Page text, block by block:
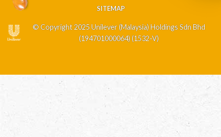
SITEMAP
© Copyright 2025 Unilever (Malaysia) Holdings Sdn Bhd
(194701000064) (1532-V)